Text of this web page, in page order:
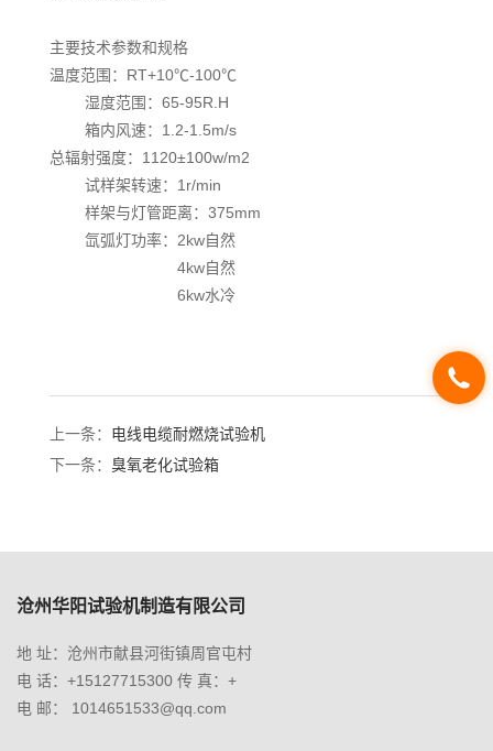
主要技术参数和规格
温度范围：RT+10℃-100℃
湿度范围：65-95R.H
箱内风速：1.2-1.5m/s
总辐射强度：1120±100w/m2
试样架转速：1r/min
样架与灯管距离：375mm
氙弧灯功率：2kw自然
4kw自然
6kw水冷
上一条： 电线电缆耐燃烧试验机
下一条： 臭氧老化试验箱
沧州华阳试验机制造有限公司
地 址：沧州市献县河街镇周官屯村
电 话：+15127715300 传 真：+
电 邮： 1014651533@qq.com